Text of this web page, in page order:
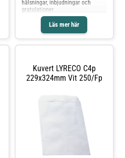
Läs mer här
hälsningar, inbjudningar och
gratulationer
Kuvert LYRECO C4p
229x324mm Vit 250/fp